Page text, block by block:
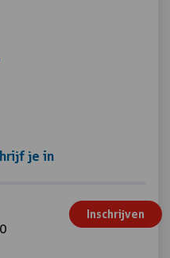
je in
Inschrijven